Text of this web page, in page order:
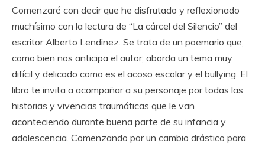
Comenzaré con decir que he disfrutado y reflexionado
muchísimo con la lectura de “La cárcel del Silencio” del
escritor Alberto Lendinez. Se trata de un poemario que,
como bien nos anticipa el autor, aborda un tema muy
difícil y delicado como es el acoso escolar y el bullying. El
libro te invita a acompañar a su personaje por todas las
historias y vivencias traumáticas que le van
aconteciendo durante buena parte de su infancia y
adolescencia. Comenzando por un cambio drástico para